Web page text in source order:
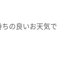
の良いお天気で